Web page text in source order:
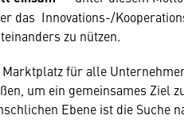
das Innovations-/
zu nützen.
Marktplatz für alle
um ein gemeinsames Ziel
Ebene ist die Suche